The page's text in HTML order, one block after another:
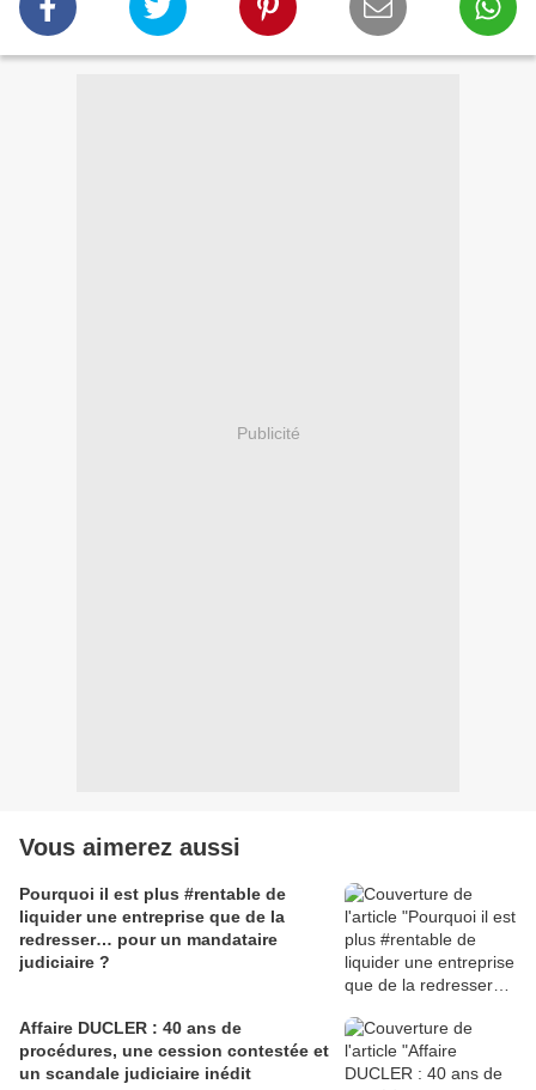
Publicité
Vous aimerez aussi
Pourquoi il est plus #rentable de
liquider une entreprise que de la
redresser… pour un mandataire
judiciaire ?
Affaire DUCLER : 40 ans de
procédures, une cession contestée et
un scandale judiciaire inédit